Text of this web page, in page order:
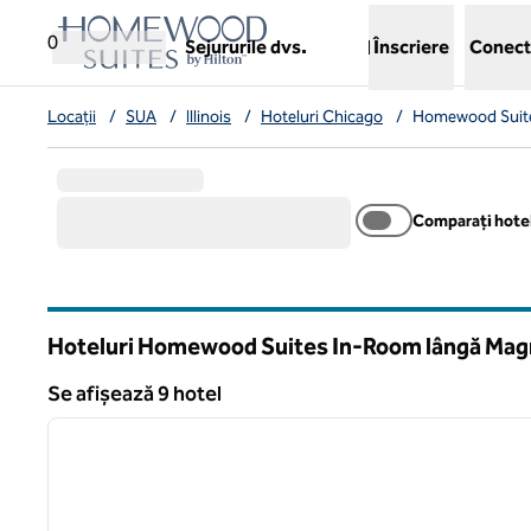
Salt la conținut
0
Sejururile dvs.
,deschide o filă nouă
Înscriere
Locații / SUA / Illinois / Hoteluri Chicago / Homewood
Comparați
Hoteluri Homewood Suites In-Room lângă
Se afișează 9 hotel
Se afișează 9 hotel
1 din 12